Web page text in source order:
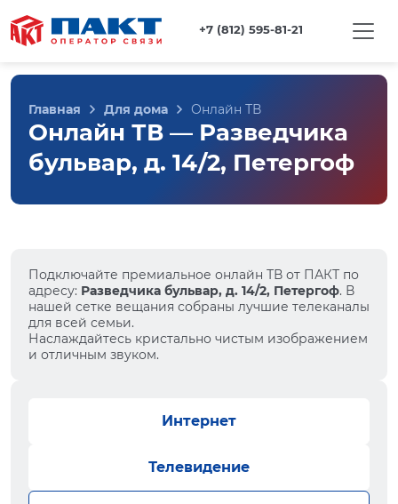
+7 (812) 595-81-21
Главная Для дома Онлайн ТВ
Онлайн ТВ — Разведчика
бульвар, д. 14/2, Петергоф
Подключайте премиальное онлайн ТВ от ПАКТ по
адресу: Разведчика бульвар, д. 14/2, Петергоф. В
нашей сетке вещания собраны лучшие телеканалы
для всей семьи.
Наслаждайтесь кристально чистым изображением
и отличным звуком.
Интернет
Телевидение